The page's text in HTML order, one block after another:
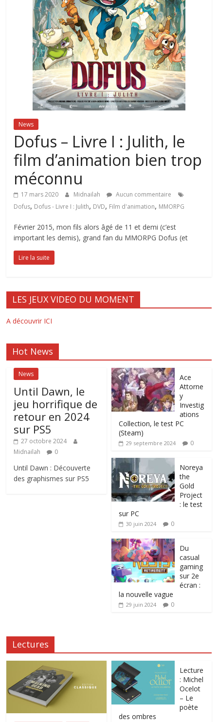
News
Dofus – Livre I : Julith, le
film d’animation bien trop
méconnu
17 mars 2020 Midnailah
Aucun commentaire
Dofus, Dofus - Livre I : Julith, DVD, Film d'animation, MMORPG
Février 2015, mon fils alors âgé de 11 et demi (c’est
important les demis), grand fan du MMORPG Dofus (et
Lire la suite
LES JEUX VIDEO DU MOMENT
A découvrir ICI
Hot News
News
Until Dawn, le
jeu horrifique de
retour en 2024
sur PS5
27 octobre 2024
Midnailah
0
Until Dawn : Découverte
des graphismes sur PS5
Ace
Attorne
y
Investig
ations
Collection, le test PC
(Steam)
29 septembre 2024 0
Noreya
the
Gold
Project
: le test
sur PC
30 juin 2024 0
Du
casual
gaming
sur 2e
écran :
la nouvelle vague
29 juin 2024 0
Lectures
Lecture
: Michel
Ocelot
– Le
poète
des ombres